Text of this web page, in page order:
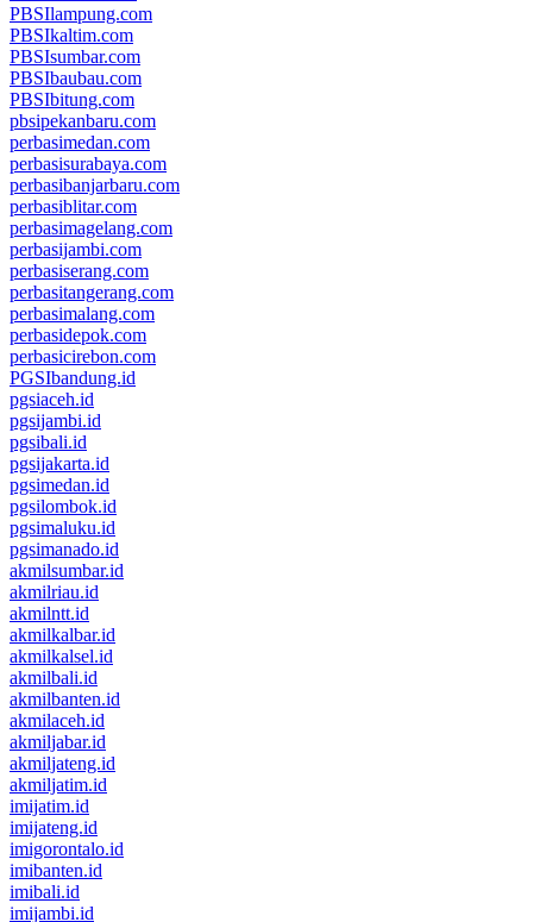
PBSIlampung.com
PBSIkaltim.com
PBSIsumbar.com
PBSIbaubau.com
PBSIbitung.com
pbsipekanbaru.com
perbasimedan.com
perbasisurabaya.com
perbasibanjarbaru.com
perbasiblitar.com
perbasimagelang.com
perbasijambi.com
perbasiserang.com
perbasitangerang.com
perbasimalang.com
perbasidepok.com
perbasicirebon.com
PGSIbandung.id
pgsiaceh.id
pgsijambi.id
pgsibali.id
pgsijakarta.id
pgsimedan.id
pgsilombok.id
pgsimaluku.id
pgsimanado.id
akmilsumbar.id
akmilriau.id
akmilntt.id
akmilkalbar.id
akmilkalsel.id
akmilbali.id
akmilbanten.id
akmilaceh.id
akmiljabar.id
akmiljateng.id
akmiljatim.id
imijatim.id
imijateng.id
imigorontalo.id
imibanten.id
imibali.id
imijambi.id